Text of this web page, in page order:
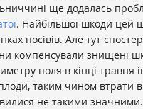
ще додалась
. Найбільшої шкоди цей
посівів. Але тут
компенсували знищені
поля в кінці травня
плоди, таким чином втрати
не такими